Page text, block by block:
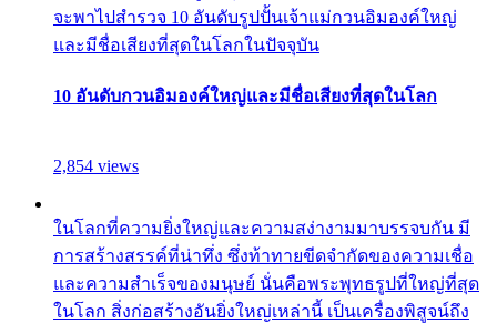
จะพาไปสำรวจ 10 อันดับรูปปั้นเจ้าแม่กวนอิมองค์ใหญ่
และมีชื่อเสียงที่สุดในโลกในปัจจุบัน
10 อันดับกวนอิมองค์ใหญ่และมีชื่อเสียงที่สุดในโลก
2,854 views
ในโลกที่ความยิ่งใหญ่และความสง่างามมาบรรจบกัน มี
การสร้างสรรค์ที่น่าทึ่ง ซึ่งท้าทายขีดจำกัดของความเชื่อ
และความสำเร็จของมนุษย์ นั่นคือพระพุทธรูปที่ใหญ่ที่สุด
ในโลก สิ่งก่อสร้างอันยิ่งใหญ่เหล่านี้ เป็นเครื่องพิสูจน์ถึง